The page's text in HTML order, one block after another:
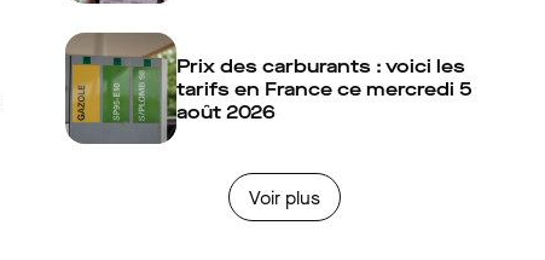
Prix des carburants : voici les
tarifs en France ce mercredi 5
août 2026
Voir plus